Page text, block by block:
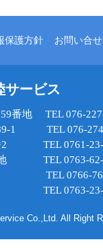
保護方針 お問い合せ
サービス
地 TEL 076-227-
1 TEL 076-
番2 TEL 0761-23-
地 TEL 0763-62-
TEL 0766-76-
TEL 0763-23-
Co.,Ltd. All Right